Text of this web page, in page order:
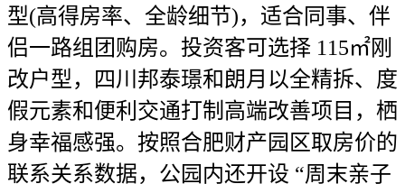
型(高得房率、全龄细节)，适合同事、伴
侣一路组团购房。投资客可选择 115㎡刚
改户型，四川邦泰璟和朗月以全精拆、度
假元素和便利交通打制高端改善项目，栖
身幸福感强。按照合肥财产园区取房价的
联系关系数据，公园内还开设 “周末亲子